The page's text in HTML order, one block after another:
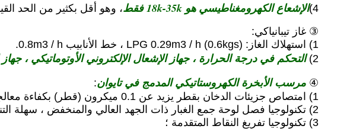
4) الإشعاع الكهرومغناطيسي هو 18k-35k فقط
، وهو أقل بكثير من الحد القياسي
③ غاز تيبانياكي:
1) استهلاك الغاز: LPG 0.29m3 / h (0.6kgs) ، خط الأنابيب 0.8m3 / h.
2) التحكم في درجة الحرارة ، جهاز الإشعال الإلكتروني الأوتوماتيكي ،
④ مرسب الأبخرة الكهروستاتيكي المدمج في تايوان:
1) امتصاص جزيئات الدخان بقطر يزيد عن 0.1 ميكرون (قطر) بكفاءة معالجة تبلغ 93٪ -97٪ ؛
2) تكنولوجيا فصل لوحة جمع الغبار ذات الجهد العالي والمنخفض ، سهلة التنظيف ؛
3) تكنولوجيا تفريغ النقاط المتقدمة ؛